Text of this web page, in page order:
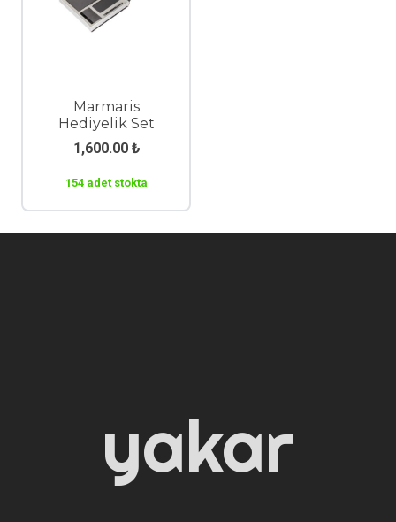
Marmaris
Hediyelik Set
1,600.00 ₺
154 adet stokta
yakar